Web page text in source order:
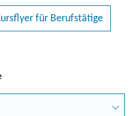
für Berufstätige